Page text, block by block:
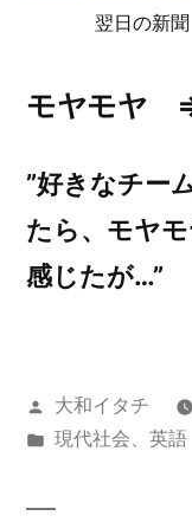
翌日の新
モヤモ
”好きなチー
たら、モヤ
感じたが…”
投
稿
大和イタチ
カ
ゴ
現代社会、 英語